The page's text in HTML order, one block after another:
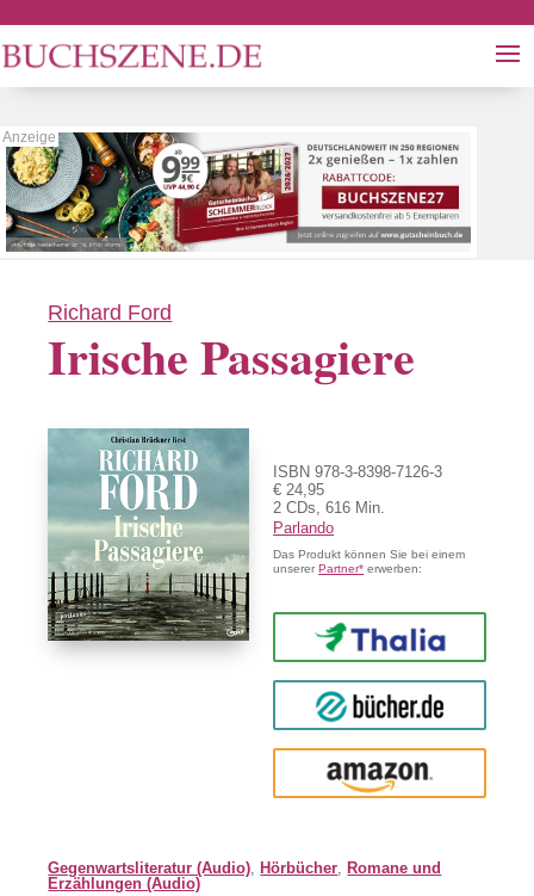
Richard Ford
Irische Passagiere
ISBN 978-3-8398-7126-3
€ 24,95
2 CDs, 616 Min.
Parlando
Das Produkt können Sie bei einem
unsererPartner* erwerben:
Thalia
buecher.de
Amazon
Gegenwartsliteratur (Audio), Hörbücher, Romane und
Erzählungen (Audio)